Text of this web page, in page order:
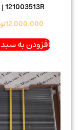
Rod | 121003513R
12.000.000تومان
افزودن به سبد خرید